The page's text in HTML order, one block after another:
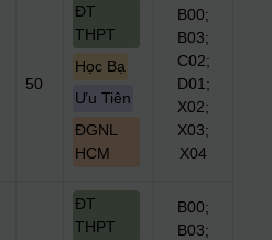
50
ĐT
THPT
Học Bạ
Ưu Tiên
ĐGNL
HCM
B00;
B03;
C02;
D01;
X02;
X03;
X04
ĐT
THPT
B00;
B03;